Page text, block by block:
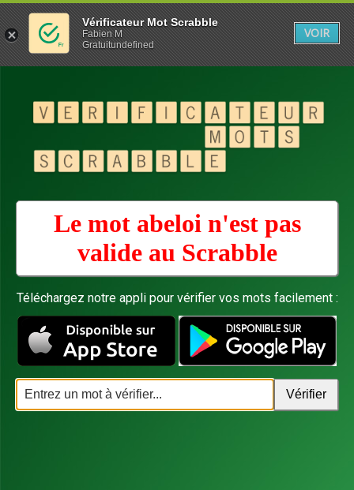
Le mot abeloi n'est pas
valide au Scrabble
Téléchargez notre appli pour vérifier vos mots facilement :
Vérificateur Mot Scrabble
Fabien M
Gratuitundefined
VOIR